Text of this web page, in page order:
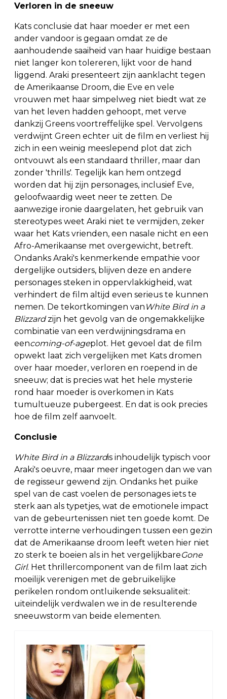
Verloren in de sneeuw
Kats conclusie dat haar moeder er met een
ander vandoor is gegaan omdat ze de
aanhoudende saaiheid van haar huidige bestaan
niet langer kon tolereren, lijkt voor de hand
liggend. Araki presenteert zijn aanklacht tegen
de Amerikaanse Droom, die Eve en vele
vrouwen met haar simpelweg niet biedt wat ze
van het leven hadden gehoopt, met verve
dankzij Greens voortreffelijke spel. Vervolgens
verdwijnt Green echter uit de film en verliest hij
zich in een weinig meeslepend plot dat zich
ontvouwt als een standaard thriller, maar dan
zonder 'thrills'. Tegelijk kan hem ontzegd
worden dat hij zijn personages, inclusief Eve,
geloofwaardig weet neer te zetten. De
aanwezige ironie daargelaten, het gebruik van
stereotypes weet Araki niet te vermijden, zeker
waar het Kats vrienden, een nasale nicht en een
Afro-Amerikaanse met overgewicht, betreft.
Ondanks Araki's kenmerkende empathie voor
dergelijke outsiders, blijven deze en andere
personages steken in oppervlakkigheid, wat
verhindert de film altijd even serieus te kunnen
nemen. De tekortkomingen van White Bird in a
Blizzardzijn het gevolg van de ongemakkelijke
combinatie van een verdwijningsdrama en
eencoming-of-ageplot. Het gevoel dat de film
opwekt laat zich vergelijken met Kats dromen
over haar moeder, verloren en roepend in de
sneeuw; dat is precies wat het hele mysterie
rond haar moeder is overkomen in Kats
tumultueuze pubergeest. En dat is ook precies
hoe de film zelf aanvoelt.
Conclusie
White Bird in a Blizzardis inhoudelijk typisch voor
Araki's oeuvre, maar meer ingetogen dan we van
de regisseur gewend zijn. Ondanks het puike
spel van de cast voelen de personages iets te
sterk aan als typetjes, wat de emotionele impact
van de gebeurtenissen niet ten goede komt. De
verrotte interne verhoudingen tussen een gezin
dat de Amerikaanse droom leeft weten hier niet
zo sterk te boeien als in het vergelijkbareGone
Girl. Het thrillercomponent van de film laat zich
moeilijk verenigen met de gebruikelijke
perikelen rondom ontluikende seksualiteit:
uiteindelijk verdwalen we in de resulterende
sneeuwstorm van beide elementen.